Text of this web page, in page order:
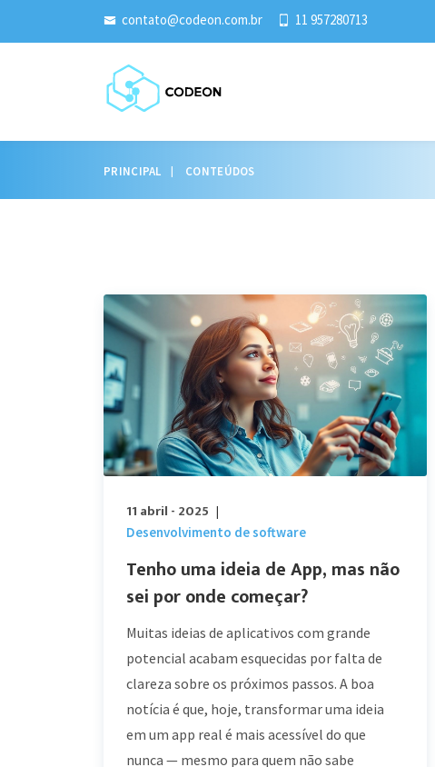
contato@codeon.com.br 11 957280713
PRINCIPAL CONTEÚDOS
11 abril - 2025 |
Desenvolvimento de software
Tenho uma ideia de App, mas não
sei por onde começar?
Muitas ideias de aplicativos com grande
potencial acabam esquecidas por falta de
clareza sobre os próximos passos. A boa
notícia é que, hoje, transformar uma ideia
em um app real é mais acessível do que
nunca — mesmo para quem não sabe